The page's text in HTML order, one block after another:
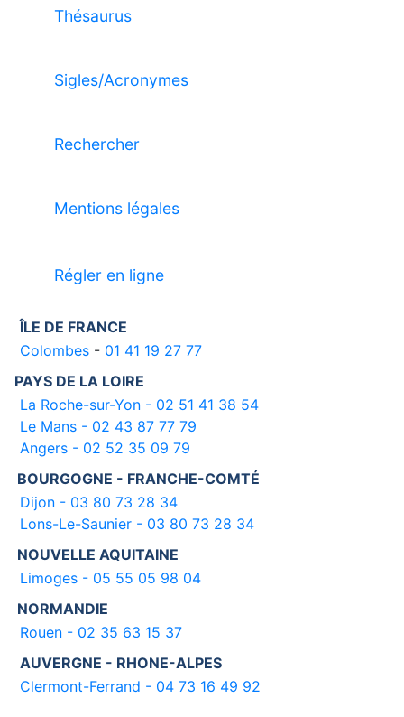
Thésaurus
Sigles/Acronymes
Rechercher
Mentions légales
Régler en ligne
ÎLE DE FRANCE
Colombes - 01 41 19 27 77
PAYS DE LA LOIRE
La Roche-sur-Yon - 02 51 41 38 54
Le Mans - 02 43 87 77 79
Angers - 02 52 35 09 79
BOURGOGNE - FRANCHE-COMTÉ
Dijon - 03 80 73 28 34
Lons-Le-Saunier - 03 80 73 28 34
NOUVELLE AQUITAINE
Limoges - 05 55 05 98 04
NORMANDIE
Rouen - 02 35 63 15 37
AUVERGNE - RHONE-ALPES
Clermont-Ferrand - 04 73 16 49 92